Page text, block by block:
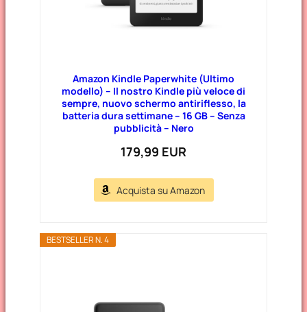
Amazon Kindle Paperwhite (Ultimo
modello) – Il nostro Kindle più veloce di
sempre, nuovo schermo antiriflesso, la
batteria dura settimane – 16 GB – Senza
pubblicità – Nero
179,99 EUR
Acquista su Amazon
BESTSELLER N. 4